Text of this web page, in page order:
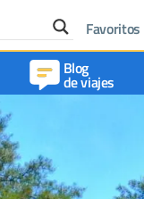
Favoritos
Blog
de viajes